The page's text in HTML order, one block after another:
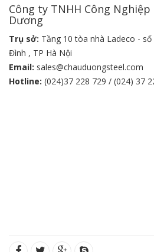
Công ty TNHH Công Nghiệp
Dương
Trụ sở: Tầng 10 tòa nhà Ladeco -
Đình , TP Hà Nội
Email: sales@chauduongsteel.com
Hotline: (024)37 228 729 / (024) 37